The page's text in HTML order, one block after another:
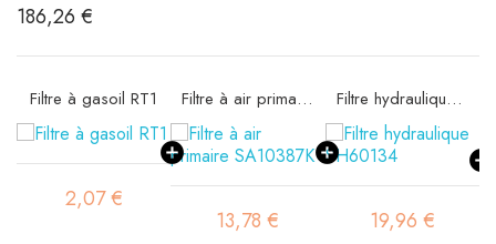
186,26 €
Filtre à gasoil RT1
2,07 €
Filtre à air primaire SA10387K
13,78 €
Filtre hydraulique SH60134
19,96 €